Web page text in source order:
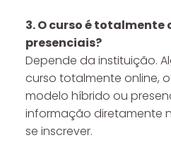
3. O curso é
presenciais?
Depende da instituição.
curso totalmente online,
modelo híbrido ou
informação diretamente
se inscrever.